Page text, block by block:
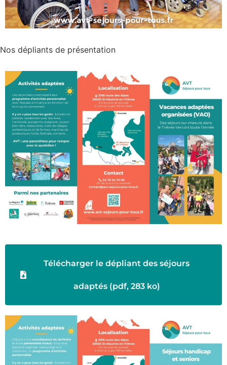
Nos dépliants de présentation
Télécharger le dépliant des séjours
adaptés (pdf, 283 ko)